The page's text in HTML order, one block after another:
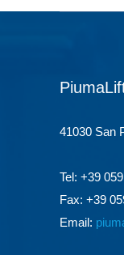
41030 San
Tel: +39
Fax: +39
Email: